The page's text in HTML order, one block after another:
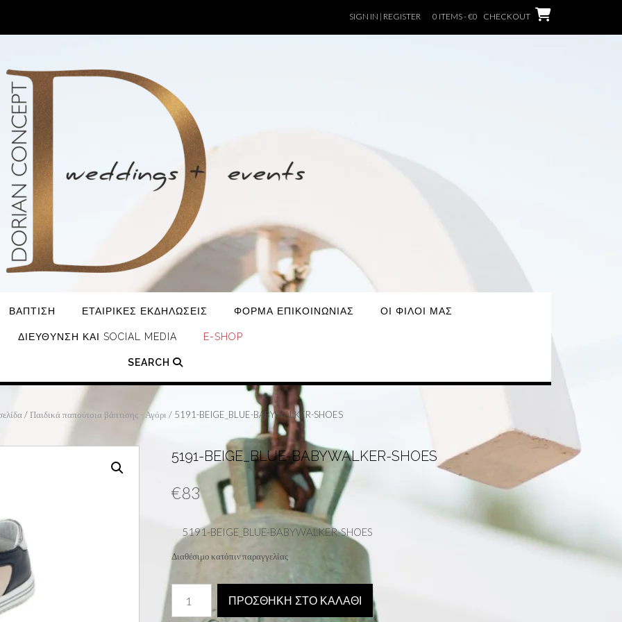
SIGN IN | REGISTER 0 ITEMS - €0 CHECKOUT
ΒΆΠΤΙΣΗ ΕΤΑΙΡΙΚΈΣ ΕΚΔΗΛΏΣΕΙΣ ΦΌΡΜΑ ΕΠΙΚΟΙΝΩΝΊΑΣ ΟΙ ΦΊΛΟΙ ΜΑΣ
ΔΙΕΎΘΥΝΣΗ ΚΑΙ SOCIAL MEDIA E-SHOP
SEARCH
/ Παιδικά παπούτσια βάπτισης - Αγόρι / 5191-BEIGE_BLUE-BABYWALKER-SHOES
5191-BEIGE_BLUE-BABYWALKER-SHOES
€83
5191-BEIGE_BLUE-BABYWALKER-SHOES
Διαθέσιμο κατόπιν παραγγελίας
BEIGE_BLUE-
BABYWALKER-
ΠΡΟΣΘΉΚΗ ΣΤΟ ΚΑΛΆΘΙ